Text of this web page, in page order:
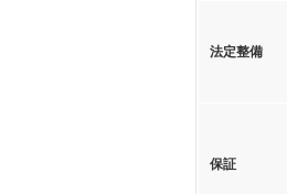
法定整備
保証